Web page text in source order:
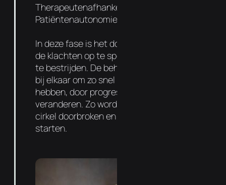
Therapeutenafhankelijkheid 90%
Patiëntenautonomie 10%
In deze fase is het doel om de oorzaak van
de klachten op te sporen en de symptomen
te bestrijden. De behandelingen liggen dicht
bij elkaar om zo snel mogelijk resultaat te
hebben, door progressief de functie te
veranderen. Zo wordt de negatieve vicieuze
cirkel doorbroken en kan de genezing
starten.